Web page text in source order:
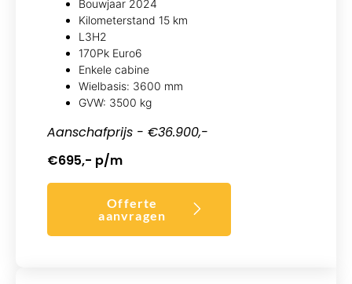
Bouwjaar 2024
Kilometerstand 15 km
L3H2
170Pk Euro6
Enkele cabine
Wielbasis: 3600 mm
GVW: 3500 kg
Aanschafprijs - €36.900,-
€695,- p/m
Offerte
aanvragen